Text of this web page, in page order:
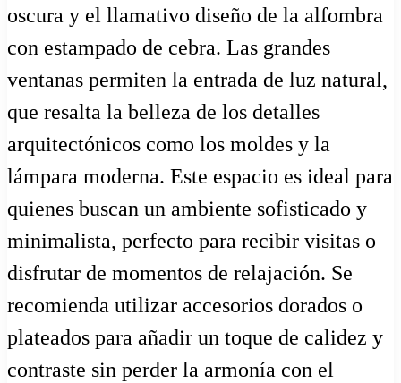
oscura y el llamativo diseño de la alfombra
con estampado de cebra. Las grandes
ventanas permiten la entrada de luz natural,
que resalta la belleza de los detalles
arquitectónicos como los moldes y la
lámpara moderna. Este espacio es ideal para
quienes buscan un ambiente sofisticado y
minimalista, perfecto para recibir visitas o
disfrutar de momentos de relajación. Se
recomienda utilizar accesorios dorados o
plateados para añadir un toque de calidez y
contraste sin perder la armonía con el